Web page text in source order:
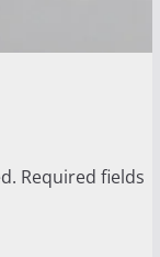
Required fields